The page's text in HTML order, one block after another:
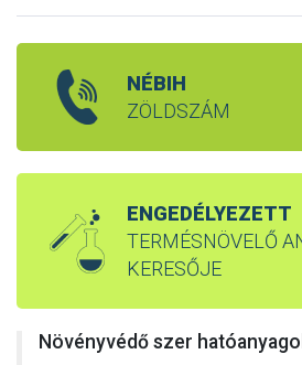
NÉBIH
ZÖLDSZÁM
ENGEDÉLYEZETT
TERMÉSNÖVELŐ
KERESŐJE
Növényvédő szer